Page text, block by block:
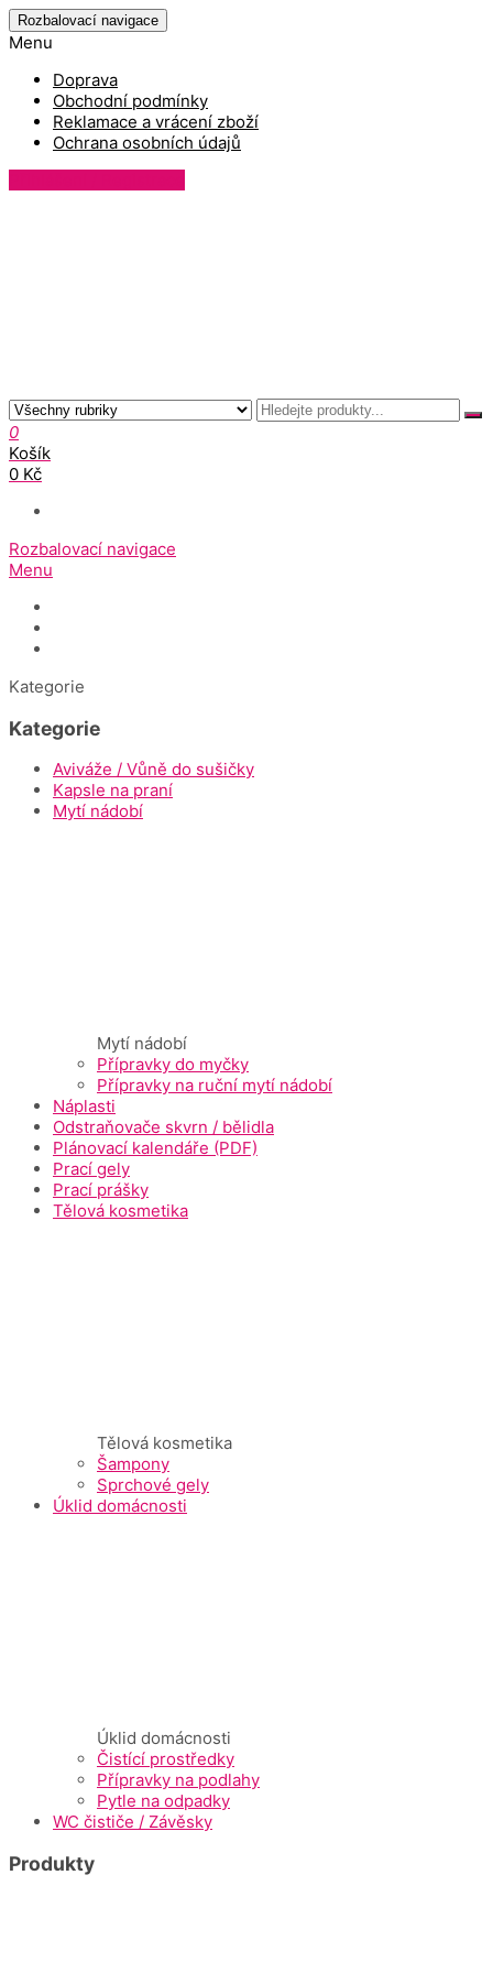
Rozbalovací navigace
Menu
Doprava
Obchodní podmínky
Reklamace a vrácení zboží
Ochrana osobních údajů
0
Košík
0 Kč
Rozbalovací navigace
Menu
Kategorie
Kategorie
Aviváže / Vůně do sušičky
Kapsle na praní
Mytí nádobí
Mytí nádobí
Přípravky do myčky
Přípravky na ruční mytí nádobí
Náplasti
Odstraňovače skvrn / bělidla
Plánovací kalendáře (PDF)
Prací gely
Prací prášky
Tělová kosmetika
Tělová kosmetika
Šampony
Sprchové gely
Úklid domácnosti
Úklid domácnosti
Čistící prostředky
Přípravky na podlahy
Pytle na odpadky
WC čističe / Závěsky
Produkty